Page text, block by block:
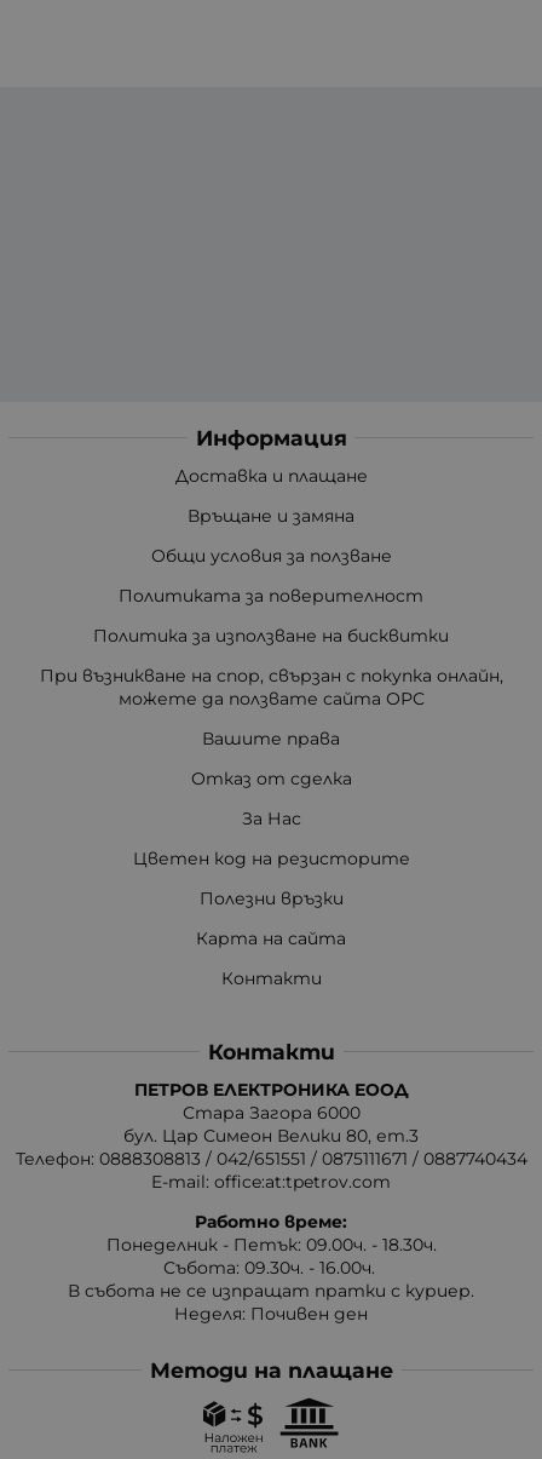
Информация
Доставка и плащане
Връщане и замяна
Общи условия за ползване
Политиката за поверителност
Политика за използване на бисквитки
При възникване на спор, свързан с покупка онлайн,
можете да ползвате сайта ОРС
Вашите права
Отказ от сделка
За Нас
Цветен код на резисторите
Полезни връзки
Карта на сайта
Контакти
Контакти
ПЕТРОВ ЕЛЕКТРОНИКА ЕООД
Стара Загора 6000
бул. Цар Симеон Велики 80, ет.3
Телефон: 0888308813 / 042/651551 / 0875111671 / 0887740434
E-mail: office:at:tpetrov.com
Работно време:
Понеделник - Петък: 09.00ч. - 18.30ч.
Събота: 09.30ч. - 16.00ч.
В събота не се изпращат пратки с куриер.
Неделя: Почивен ден
Методи на плащане